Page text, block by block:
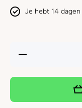
Je hebt 14
Réduire la quantité de